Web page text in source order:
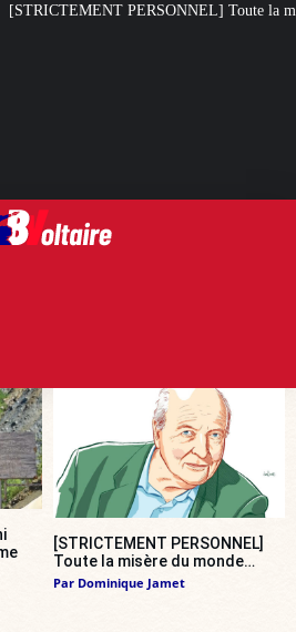
la misère du monde… Bagayoko visé
[STRICTEMENT PERSONNEL]
Toute la misère du monde…
Par Dominique Jamet